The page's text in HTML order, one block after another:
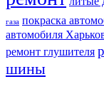
газа покраска
автомобиля
ремонт глушителя
шины